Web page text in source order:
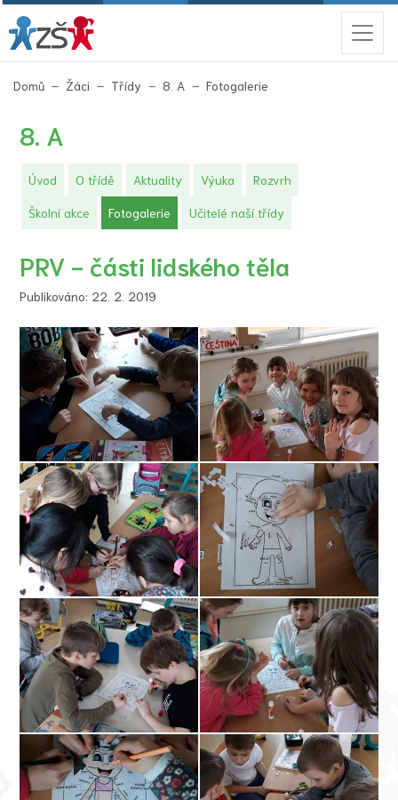
Domů Žáci Třídy 8. A Fotogalerie
8. A
Úvod O třídě Aktuality Výuka Rozvrh
Školní akce Fotogalerie (aktuální)
Učitelé naší třídy
PRV - části lidského těla
Publikováno: 22. 2. 2019